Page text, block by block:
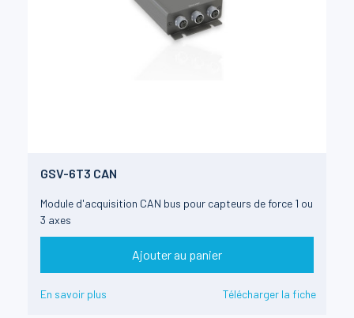
GSV-6T3 CAN
Module d'acquisition CAN bus pour capteurs de force 1 ou
3 axes
Ajouter au panier
En savoir plus Télécharger la fiche